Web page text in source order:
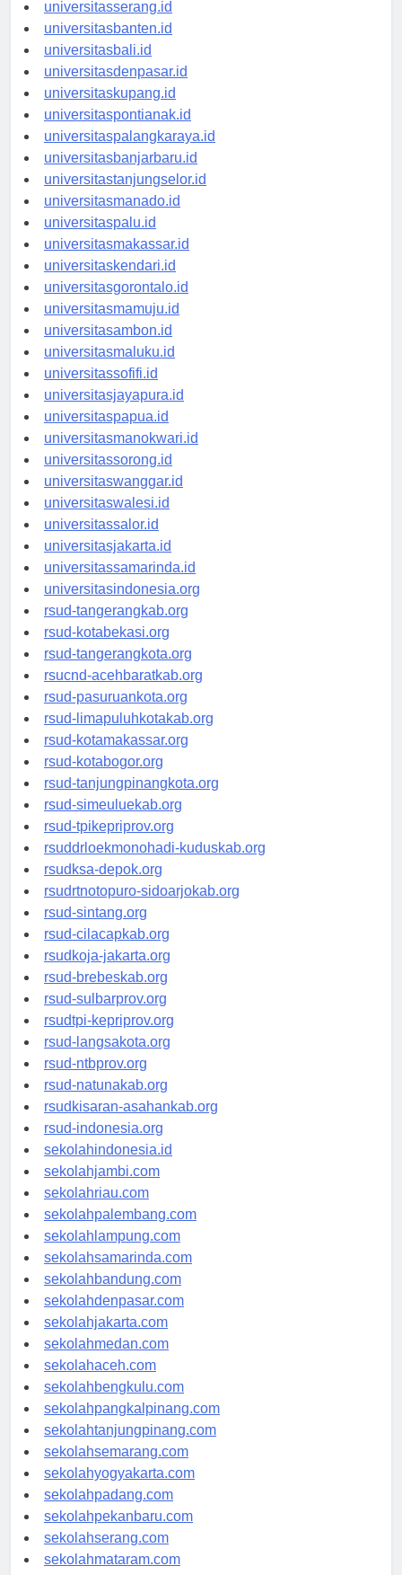
universitasserang.id
universitasbanten.id
universitasbali.id
universitasdenpasar.id
universitaskupang.id
universitaspontianak.id
universitaspalangkaraya.id
universitasbanjarbaru.id
universitastanjungselor.id
universitasmanado.id
universitaspalu.id
universitasmakassar.id
universitaskendari.id
universitasgorontalo.id
universitasmamuju.id
universitasambon.id
universitasmaluku.id
universitassofifi.id
universitasjayapura.id
universitaspapua.id
universitasmanokwari.id
universitassorong.id
universitaswanggar.id
universitaswalesi.id
universitassalor.id
universitasjakarta.id
universitassamarinda.id
universitasindonesia.org
rsud-tangerangkab.org
rsud-kotabekasi.org
rsud-tangerangkota.org
rsucnd-acehbaratkab.org
rsud-pasuruankota.org
rsud-limapuluhkotakab.org
rsud-kotamakassar.org
rsud-kotabogor.org
rsud-tanjungpinangkota.org
rsud-simeuluekab.org
rsud-tpikepriprov.org
rsuddrloekmonohadi-kuduskab.org
rsudksa-depok.org
rsudrtnotopuro-sidoarjokab.org
rsud-sintang.org
rsud-cilacapkab.org
rsudkoja-jakarta.org
rsud-brebeskab.org
rsud-sulbarprov.org
rsudtpi-kepriprov.org
rsud-langsakota.org
rsud-ntbprov.org
rsud-natunakab.org
rsudkisaran-asahankab.org
rsud-indonesia.org
sekolahindonesia.id
sekolahjambi.com
sekolahriau.com
sekolahpalembang.com
sekolahlampung.com
sekolahsamarinda.com
sekolahbandung.com
sekolahdenpasar.com
sekolahjakarta.com
sekolahmedan.com
sekolahaceh.com
sekolahbengkulu.com
sekolahpangkalpinang.com
sekolahtanjungpinang.com
sekolahsemarang.com
sekolahyogyakarta.com
sekolahpadang.com
sekolahpekanbaru.com
sekolahserang.com